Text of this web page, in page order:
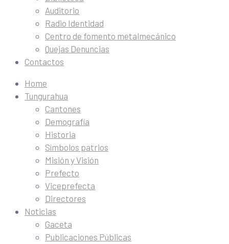
Auditorio
Radio Identidad
Centro de fomento metalmecánico
Quejas Denuncias
Contactos
Home
Tungurahua
Cantones
Demografía
Historia
Símbolos patrios
Misión y Visión
Prefecto
Viceprefecta
Directores
Noticias
Gaceta
Publicaciones Públicas